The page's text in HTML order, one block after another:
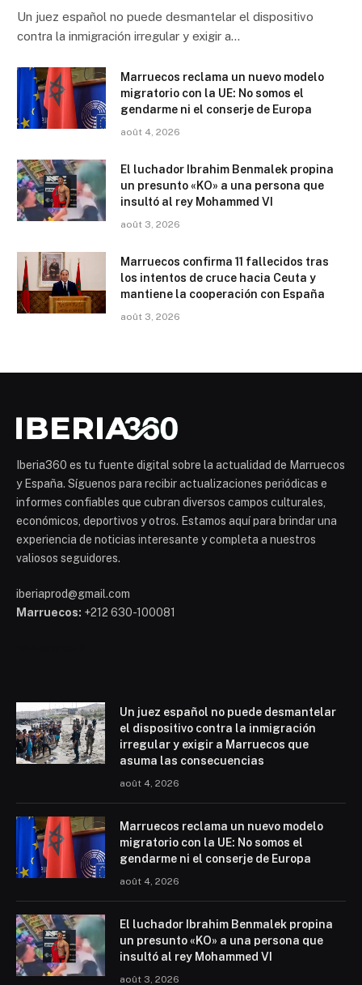
Un juez español no puede desmantelar el dispositivo
contra la inmigración irregular y exigir a…
Marruecos reclama un nuevo modelo
migratorio con la UE: No somos el
gendarme ni el conserje de Europa
août 4, 2026
El luchador Ibrahim Benmalek propina
un presunto «KO» a una persona que
insultó al rey Mohammed VI
août 3, 2026
Marruecos confirma 11 fallecidos tras
los intentos de cruce hacia Ceuta y
mantiene la cooperación con España
août 3, 2026
Iberia360 es tu fuente digital sobre la actualidad de Marruecos
y España. Síguenos para recibir actualizaciones periódicas e
informes confiables que cubran diversos campos culturales,
económicos, deportivos y otros. Estamos aquí para brindar una
experiencia de noticias interesante y completa a nuestros
valiosos seguidores.
iberiaprod@gmail.com
Marruecos: +212 630-100081
Un juez español no puede desmantelar
el dispositivo contra la inmigración
irregular y exigir a Marruecos que
asuma las consecuencias
août 4, 2026
Marruecos reclama un nuevo modelo
migratorio con la UE: No somos el
gendarme ni el conserje de Europa
août 4, 2026
El luchador Ibrahim Benmalek propina
un presunto «KO» a una persona que
insultó al rey Mohammed VI
août 3, 2026